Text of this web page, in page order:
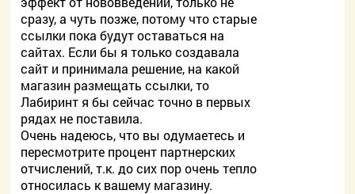
сразу, а чуть позже, потому что старые
ссылки пока будут оставаться на
сайтах. Если бы я только создавала
сайт и принимала решение, на какой
магазин размещать ссылки, то
Лабиринт я бы сейчас точно в первых
рядах не поставила.
Очень надеюсь, что вы одумаетесь и
пересмотрите процент партнерских
отчислений, т.к. до сих пор очень тепло
относилась к вашему магазину.